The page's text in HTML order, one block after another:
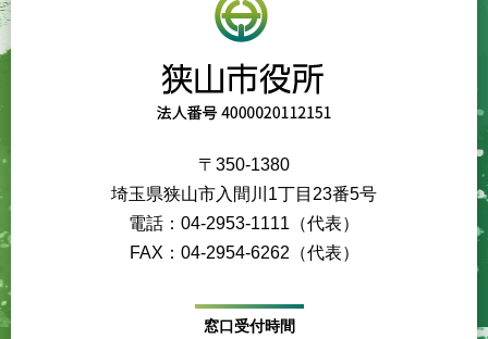
〒350-1380
埼玉県狭山市入間川1丁目23番5号
電話：04-2953-1111（代表）
FAX：04-2954-6262（代表）
窓口受付時間